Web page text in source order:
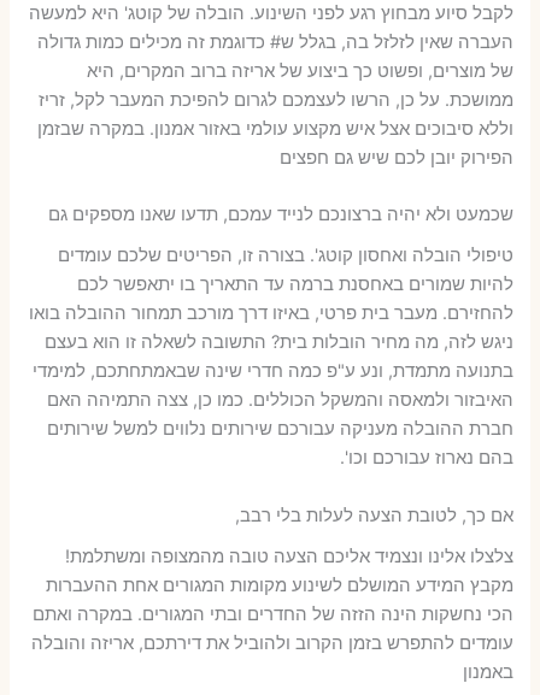
לקבל סיוע מבחוץ רגע לפני השינוע. הובלה של קוטג' היא למעשה
העברה שאין לזלזל בה, בגלל ש# כדוגמת זה מכילים כמות גדולה
של מוצרים, ופשוט כך ביצוע של אריזה ברוב המקרים, היא
ממושכת. על כן, הרשו לעצמכם לגרום להפיכת המעבר לקל, זריז
וללא סיבוכים אצל איש מקצוע עולמי באזור אמנון. במקרה שבזמן
הפירוק יובן לכם שיש גם חפצים
שכמעט ולא יהיה ברצונכם לנייד עמכם, תדעו שאנו מספקים גם
טיפולי הובלה ואחסון קוטג'. בצורה זו, הפריטים שלכם עומדים
להיות שמורים באחסנת ברמה עד התאריך בו יתאפשר לכם
להחזירם. מעבר בית פרטי, באיזו דרך מורכב תמחור ההובלה בואו
ניגש לזה, מה מחיר הובלות בית? התשובה לשאלה זו הוא בעצם
בתנועה מתמדת, ונע ע"פ כמה חדרי שינה שבאמתחתכם, למימדי
האיבזור ולמאסה והמשקל הכוללים. כמו כן, צצה התמיהה האם
חברת ההובלה מעניקה עבורכם שירותים נלווים למשל שירותים
בהם נארוז עבורכם וכו'.
אם כך, לטובת הצעה לעלות בלי רבב,
צלצלו אלינו ונצמיד אליכם הצעה טובה מהמצופה ומשתלמת!
מקבץ המידע המושלם לשינוע מקומות המגורים אחת ההעברות
הכי נחשקות הינה הזזה של החדרים ובתי המגורים. במקרה ואתם
עומדים להתפרש בזמן הקרוב ולהוביל את דירתכם, אריזה והובלה
באמנון